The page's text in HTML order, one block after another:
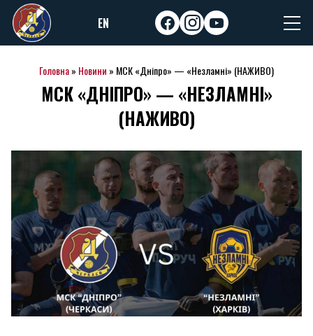
Skip
to
content
EN facebookinstagram
youtube
Головна» Новини » МСК «Дніпро» — «Незламні» (НАЖИВО)
МСК «ДНІПРО» — «НЕЗЛАМНІ»
(НАЖИВО)